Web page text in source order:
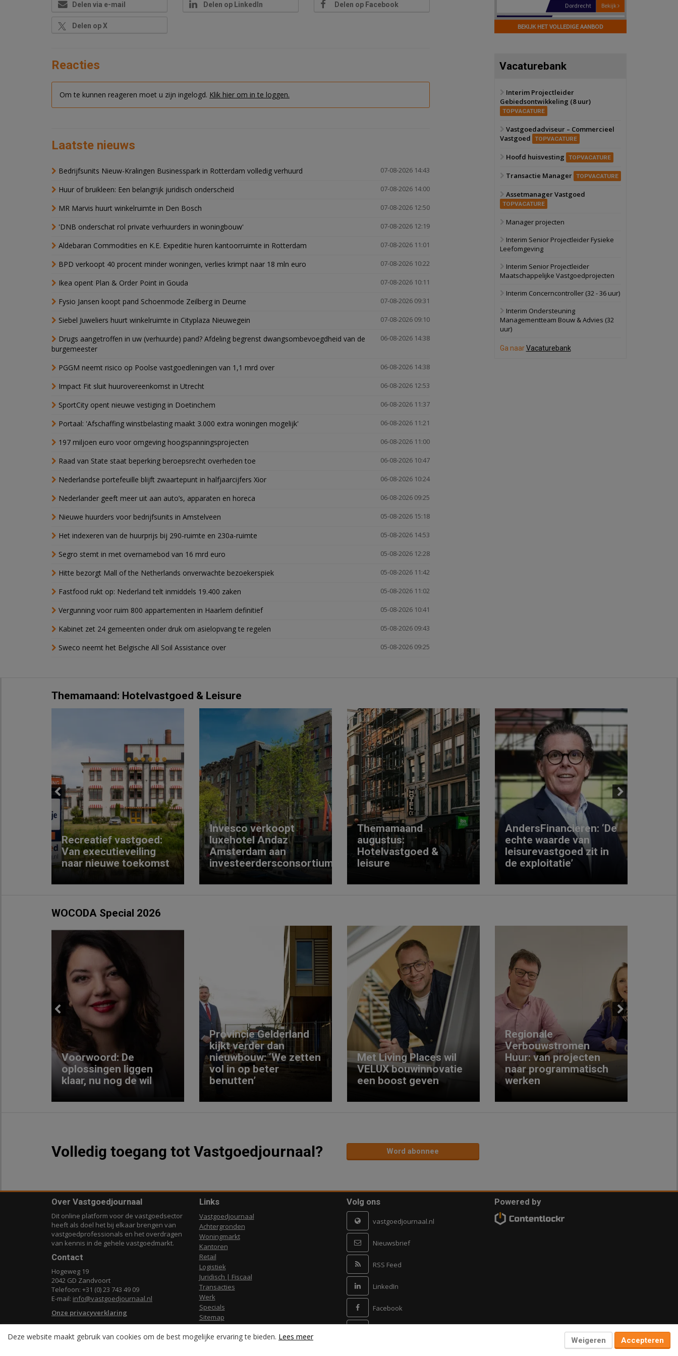
Delen via e-mail Delen op LinkedIn Delen op Facebook
Delen op X
Reacties
Om te kunnen reageren moet u zijn ingelogd. Klik hier om in te loggen.
Laatste nieuws
07-08-2026 14:43
Bedrijfsunits Nieuw-Kralingen Businesspark in Rotterdam volledig verhuurd
07-08-2026 14:00
Huur of bruikleen: Een belangrijk juridisch onderscheid
07-08-2026 12:50
MR Marvis huurt winkelruimte in Den Bosch
07-08-2026 12:19
'DNB onderschat rol private verhuurders in woningbouw'
07-08-2026 11:01
Aldebaran Commodities en K.E. Expeditie huren kantoorruimte in Rotterdam
07-08-2026 10:22
BPD verkoopt 40 procent minder woningen, verlies krimpt naar 18 mln euro
07-08-2026 10:11
Ikea opent Plan & Order Point in Gouda
07-08-2026 09:31
Fysio Jansen koopt pand Schoenmode Zeilberg in Deurne
07-08-2026 09:10
Siebel Juweliers huurt winkelruimte in Cityplaza Nieuwegein
06-08-2026 14:38
Drugs aangetroffen in uw (verhuurde) pand? Afdeling begrenst dwangsombevoegdheid van de
burgemeester
06-08-2026 14:38
PGGM neemt risico op Poolse vastgoedleningen van 1,1 mrd over
06-08-2026 12:53
Impact Fit sluit huurovereenkomst in Utrecht
06-08-2026 11:37
SportCity opent nieuwe vestiging in Doetinchem
06-08-2026 11:21
Portaal: 'Afschaffing winstbelasting maakt 3.000 extra woningen mogelijk'
06-08-2026 11:00
197 miljoen euro voor omgeving hoogspanningsprojecten
06-08-2026 10:47
Raad van State staat beperking beroepsrecht overheden toe
06-08-2026 10:24
Nederlandse portefeuille blijft zwaartepunt in halfjaarcijfers Xior
06-08-2026 09:25
Nederlander geeft meer uit aan auto’s, apparaten en horeca
05-08-2026 15:18
Nieuwe huurders voor bedrijfsunits in Amstelveen
05-08-2026 14:53
Het indexeren van de huurprijs bij 290-ruimte en 230a-ruimte
05-08-2026 12:28
Segro stemt in met overnamebod van 16 mrd euro
05-08-2026 11:42
Hitte bezorgt Mall of the Netherlands onverwachte bezoekerspiek
05-08-2026 11:02
Fastfood rukt op: Nederland telt inmiddels 19.400 zaken
05-08-2026 10:41
Vergunning voor ruim 800 appartementen in Haarlem definitief
05-08-2026 09:43
Kabinet zet 24 gemeenten onder druk om asielopvang te regelen
05-08-2026 09:25
Sweco neemt het Belgische All Soil Assistance over
Bekijk
Hilversum
17 september 2026
Voormalig
Zwanenburg
6 oktober 2026
Oranje
28 september 2026
bedrijventerrein
Bekijk
Schuinesloot
politiebureau
17 september 2026
Voormalig
BEKIJK HET VOLLEDIGE AANBOD
Vacaturebank
Interim Projectleider
Gebiedsontwikkeling (8 uur)
TOPVACATURE
Vastgoedadviseur – Commercieel
Vastgoed
TOPVACATURE
Hoofd huisvesting TOPVACATURE
Transactie Manager TOPVACATURE
Assetmanager Vastgoed
TOPVACATURE
Manager projecten
Interim Senior Projectleider Fysieke
Leefomgeving
Interim Senior Projectleider
Maatschappelijke Vastgoedprojecten
Interim Concerncontroller (32 - 36 uur)
Interim Ondersteuning
Managementteam Bouw & Advies (32
uur)
Ga naarVacaturebank
Themamaand: Hotelvastgoed & Leisure
Previous
Recreatief vastgoed:
Van executieveiling
naar nieuwe toekomst
Invesco verkoopt
luxehotel Andaz
Amsterdam aan
investeerdersconsortium
Themamaand
augustus:
Hotelvastgoed &
leisure
AndersFinancieren: ‘De
echte waarde van
leisurevastgoed zit in
de exploitatie’
Next
WOCODA Special 2026
Previous
Voorwoord: De
oplossingen liggen
klaar, nu nog de wil
Provincie Gelderland
kijkt verder dan
nieuwbouw: ‘We zetten
vol in op beter
benutten’
Met Living Places wil
VELUX bouwinnovatie
een boost geven
Regionale
Verbouwstromen
Huur: van projecten
naar programmatisch
werken
Next
Volledig toegang tot Vastgoedjournaal? Word abonnee
Over Vastgoedjournaal
Dit online platform voor de vastgoedsector
heeft als doel het bij elkaar brengen van
vastgoedprofessionals en het overdragen
van kennis in de gehele vastgoedmarkt.
Contact
Hogeweg 19
2042 GD Zandvoort
Telefoon: +31 (0) 23 743 49 09
E-mail: info@vastgoedjournaal.nl
Onze privacyverklaring
Links
Vastgoedjournaal
Achtergronden
Woningmarkt
Kantoren
Retail
Logistiek
Juridisch | Fiscaal
Transacties
Werk
Specials
Sitemap
Volg ons
vastgoedjournaal.nl
Nieuwsbrief
RSS Feed
LinkedIn
Facebook
Powered by
Deze website maakt gebruik van cookies om de best mogelijke ervaring te bieden. Lees meer Weigeren Accepteren